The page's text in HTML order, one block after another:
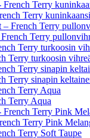
Terry
Terry
Terry turkoosin
Terry sinapin
Terry Aqua
Terry Pink